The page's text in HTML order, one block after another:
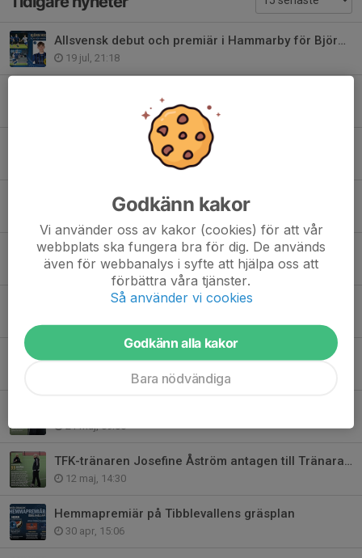
Allsvensk debut och premiär i Hammarby för Björn Hedlöf
19 jul, 21:18
Tack för allt, Jakob!
25 jun, 17:08
25 jun, 17:02
Täby FK på sociala medier
21 maj, 09:00
TFK-tränaren Josefine Åström antagen till Tränarakademi 3.0
12 maj, 14:30
Hemmapremiär på Tibblevallens gräsplan
30 apr, 15:06
Godkänn kakor
Vi använder oss av kakor (cookies) för att vår
webbplats ska fungera bra för dig. De används
även för webbanalys i syfte att hjälpa oss att
förbättra våra tjänster.
Så använder vi cookies
Godkänn alla kakor
Bara nödvändiga